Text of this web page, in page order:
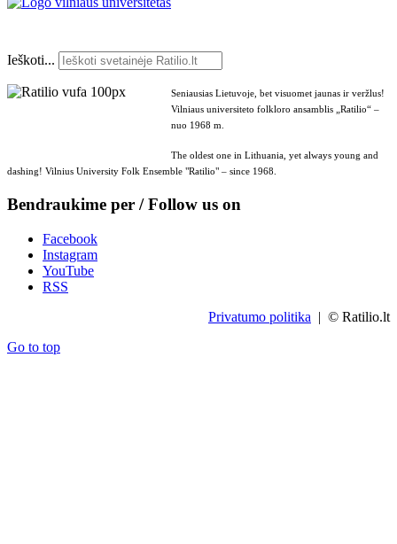
Ieškoti...
Seniausias Lietuvoje, bet visuomet jaunas ir veržlus!
Vilniaus universiteto folkloro ansamblis „Ratilio“ –
nuo 1968 m.
The oldest one in Lithuania, yet always young and
dashing! Vilnius University Folk Ensemble "Ratilio" – since 1968.
Bendraukime per / Follow us on
Facebook
Instagram
YouTube
RSS
Privatumo politika | © Ratilio.lt
Go to top